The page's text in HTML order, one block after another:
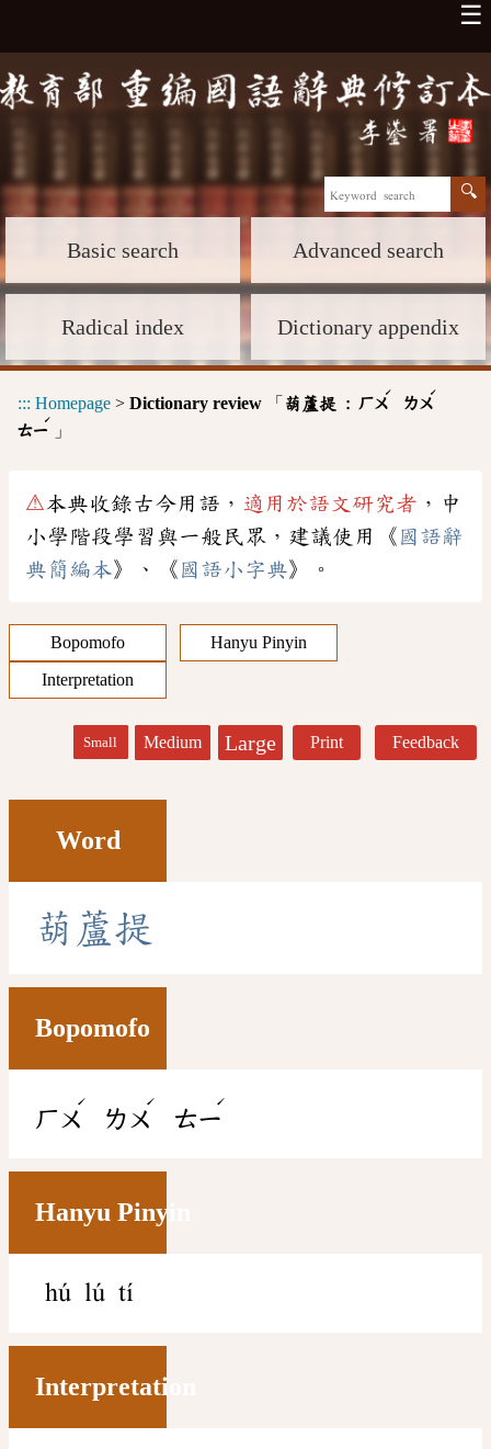
☰
Basic search Advanced search
Radical index Dictionary appendix
::: Homepage > Dictionary review 「 葫蘆提 : ㄏㄨ
ˊ
ㄌㄨ
ˊ
ㄊㄧ
ˊ
」
⚠本典收錄古今用語， 適用於語文研究者 ，中
小學階段學習與一般民眾，建議使用《 國語辭
典簡編本》、《 國語小字典》。
Bopomofo
Hanyu Pinyin
Interpretation
Small Medium Large Print Feedback
Word
葫 蘆提
Bopomofo
ㄏㄨ
ˊ
ㄌㄨ
ˊ
ㄊㄧ
ˊ
Hanyu Pinyin
hú lú tí
Interpretation